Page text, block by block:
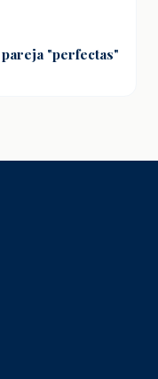
"perfectas"